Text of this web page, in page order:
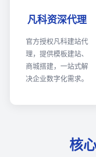
凡科资深代理
官方授权凡科建站代
理，提供模板建站、
商城搭建，一站式解
决企业数字化需求。
核